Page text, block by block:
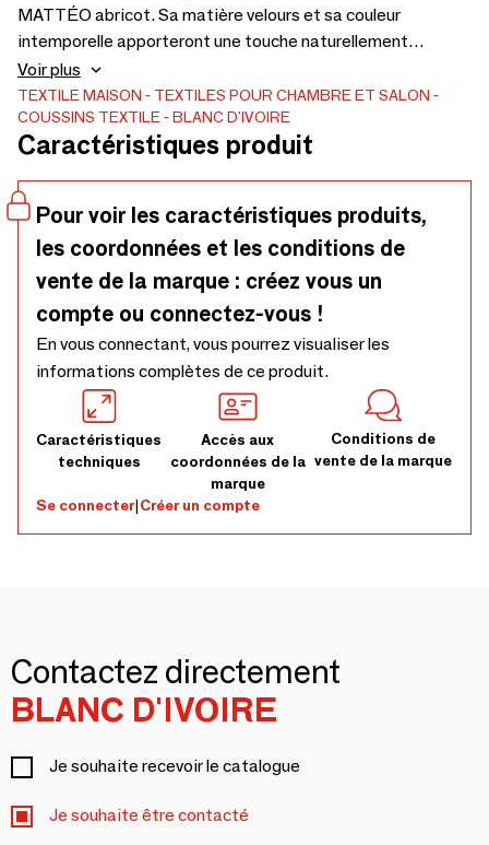
MATTÉO abricot. Sa matière velours et sa couleur
intemporelle apporteront une touche naturellement
chaleureuse à votre intérieur. Vous pourrez jouer la carte du
contraste et de l'originalité en l'associant à d'autres
couleurs ou des imprimés. Informations complémentaires
Face : 100% velours de coton Dos : 88 % coton et 12 % lin
Disponible également en 50 x 50 cm et 30 x 40 cm.
Voir plus
TEXTILE MAISON
TEXTILES POUR CHAMBRE ET SALON
COUSSINS TEXTILE
BLANC D'IVOIRE
Caractéristiques produit
Pour voir les caractéristiques produits,
les coordonnées et les conditions de
vente de la marque : créez vous un
compte ou connectez-vous !
En vous connectant, vous pourrez visualiser les
informations complètes de ce produit.
Caractéristiques
techniques
Accès aux
coordonnées de la
marque
Conditions de
vente de la marque
Se connecter|Créer un compte
Contactez directement
BLANC D'IVOIRE
Je souhaite recevoir le catalogue
Je souhaite être contacté